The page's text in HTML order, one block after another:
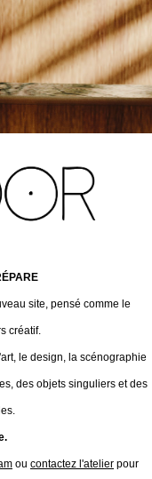
site, pensé comme le
créatif.
le design, la scénographie
des objets singuliers et des
ou contactez l'atelier pour